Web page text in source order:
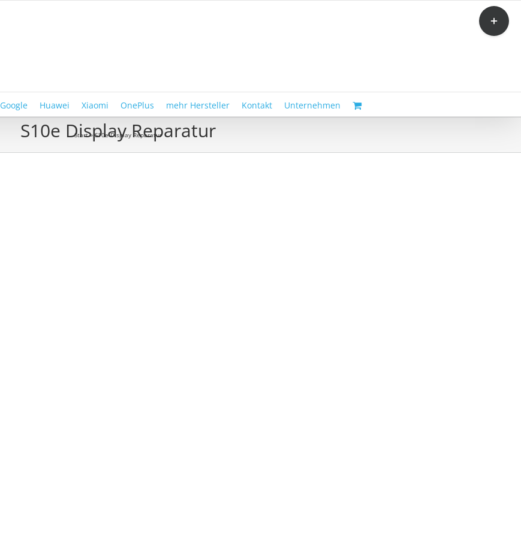
Google Huawei Xiaomi OnePlus mehr Hersteller Kontakt Unternehmen
S10e Display Reparatur
Start» S10e Display Reparatur
Toggle
Sliding
Bar